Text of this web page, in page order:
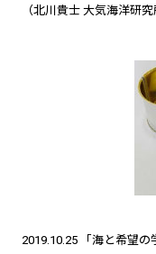
（北川貴士 大気海洋研
2019.10.25 「海と希望の